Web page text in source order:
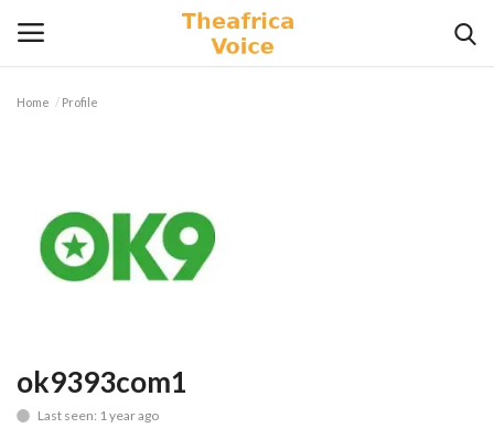
Contact
Lifestyle
Home Profile
ok9393com1
Last seen: 1 year ago